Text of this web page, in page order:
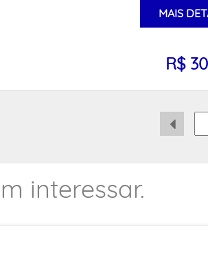
MAIS
R$
interessar.